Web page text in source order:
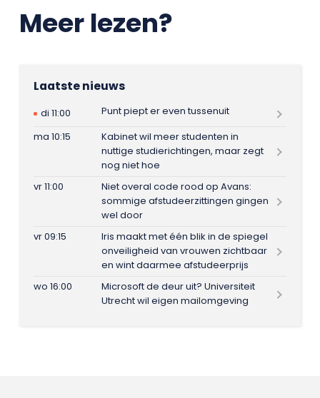
Meer lezen?
Laatste nieuws
di 11:00
Punt piept er even tussenuit
ma 10:15
Kabinet wil meer studenten in
nuttige studierichtingen, maar zegt
nog niet hoe
vr 11:00
Niet overal code rood op Avans:
sommige afstudeerzittingen gingen
wel door
vr 09:15
Iris maakt met één blik in de spiegel
onveiligheid van vrouwen zichtbaar
en wint daarmee afstudeerprijs
wo 16:00
Microsoft de deur uit? Universiteit
Utrecht wil eigen mailomgeving